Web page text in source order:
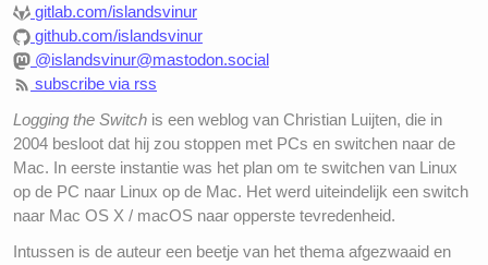
gitlab.com/islandsvinur
github.com/islandsvinur
@islandsvinur@mastodon.social
subscribe via rss
Logging the Switch is een weblog van Christian Luijten, die in
2004 besloot dat hij zou stoppen met PCs en switchen naar de
Mac. In eerste instantie was het plan om te switchen van Linux
op de PC naar Linux op de Mac. Het werd uiteindelijk een switch
naar Mac OS X / macOS naar opperste tevredenheid.
Intussen is de auteur een beetje van het thema afgezwaaid en